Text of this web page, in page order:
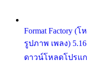
Format Factory (
รูปภาพ เพลง) 5.16
ดาวน์โหลดโปรแก